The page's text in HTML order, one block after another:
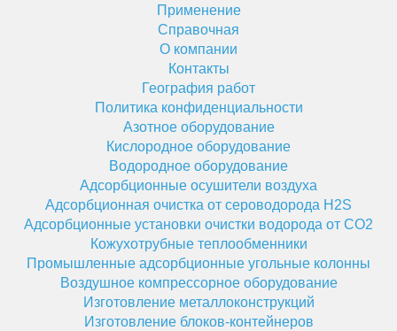
Применение
Справочная
О компании
Контакты
География работ
Политика конфиденциальности
Азотное оборудование
Кислородное оборудование
Водородное оборудование
Адсорбционные осушители воздуха
Адсорбционная очистка от сероводорода H2S
Адсорбционные установки очистки водорода от CO2
Кожухотрубные теплообменники
Промышленные адсорбционные угольные колонны
Воздушное компрессорное оборудование
Изготовление металлоконструкций
Изготовление блоков-контейнеров